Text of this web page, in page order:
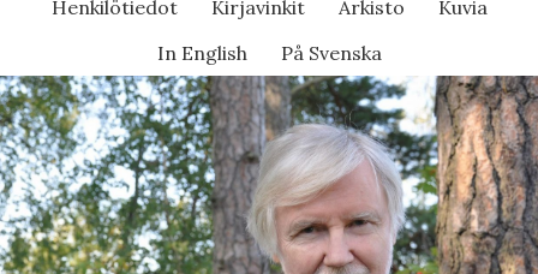
Henkilötiedot Kirjavinkit Arkisto
Kuvia
In English
På Svenska